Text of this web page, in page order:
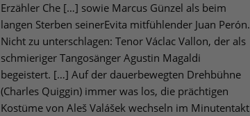
Erzähler Che […] sowie Marcus Günzel als beim
langen Sterben seinerEvita mitfühlender Juan Perón.
Nicht zu unterschlagen: Tenor Václac Vallon, der als
schmieriger Tangosänger Agustin Magaldi
begeistert. […] Auf der dauerbewegten Drehbühne
(Charles Quiggin) immer was los, die prächtigen
Kostüme von Aleš Valášek wechseln im Minutentakt